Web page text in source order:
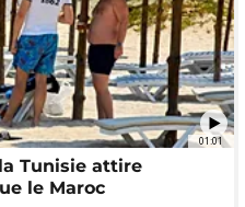
01:01
Tunisie attire
le Maroc